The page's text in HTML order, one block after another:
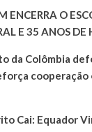
ENCERRA O
E 35 ANOS DE
da Colômbia
cooperação
Cai: Equador